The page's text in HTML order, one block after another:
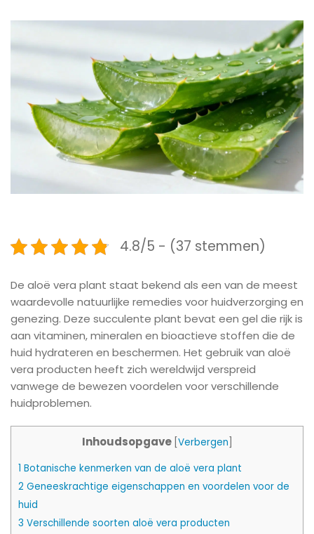
4.8/5 - (37 stemmen)
De aloë vera plant staat bekend als een van de meest
waardevolle natuurlijke remedies voor huidverzorging en
genezing. Deze succulente plant bevat een gel die rijk is
aan vitaminen, mineralen en bioactieve stoffen die de
huid hydrateren en beschermen. Het gebruik van aloë
vera producten heeft zich wereldwijd verspreid
vanwege de bewezen voordelen voor verschillende
huidproblemen.
Inhoudsopgave Verbergen
1 Botanische kenmerken van de aloë vera plant
2 Geneeskrachtige eigenschappen en voordelen voor de
huid
3 Verschillende soorten aloë vera producten